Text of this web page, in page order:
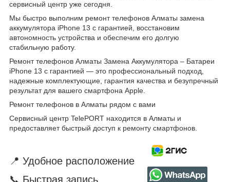
сервисный центр уже сегодня.
Мы быстро выполним ремонт телефонов Алматы замена
аккумулятора iPhone 13 с гарантией, восстановим
автономность устройства и обеспечим его долгую
стабильную работу.
Ремонт телефонов Алматы Замена Аккумулятора – Батареи
iPhone 13 с гарантией — это профессиональный подход,
надежные комплектующие, гарантия качества и безупречный
результат для вашего смартфона Apple.
Ремонт телефонов в Алматы рядом с вами
Сервисный центр TelePORT находится в Алматы и
предоставляет быстрый доступ к ремонту смартфонов.
📍 Удобное расположение
📞 Быстрая запись